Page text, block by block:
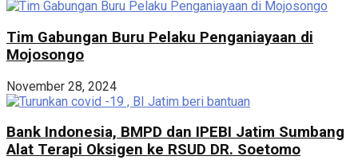
Tim Gabungan Buru Pelaku Penganiayaan di
Mojosongo
November 28, 2024
Bank Indonesia, BMPD dan IPEBI Jatim Sumbang
Alat Terapi Oksigen ke RSUD DR. Soetomo